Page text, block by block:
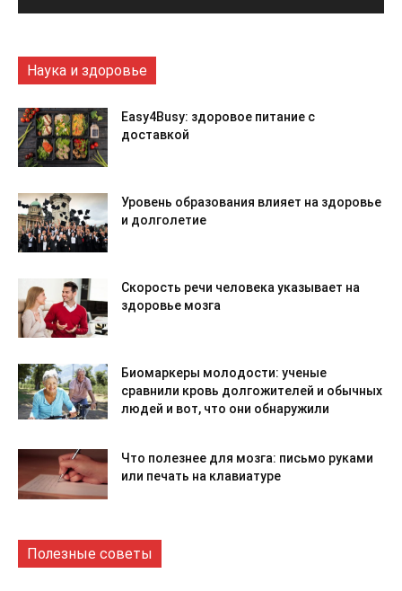
Наука и здоровье
Easy4Busy: здоровое питание с
доставкой
Уровень образования влияет на здоровье
и долголетие
Скорость речи человека указывает на
здоровье мозга
Биомаркеры молодости: ученые
сравнили кровь долгожителей и обычных
людей и вот, что они обнаружили
Что полезнее для мозга: письмо руками
или печать на клавиатуре
Полезные советы